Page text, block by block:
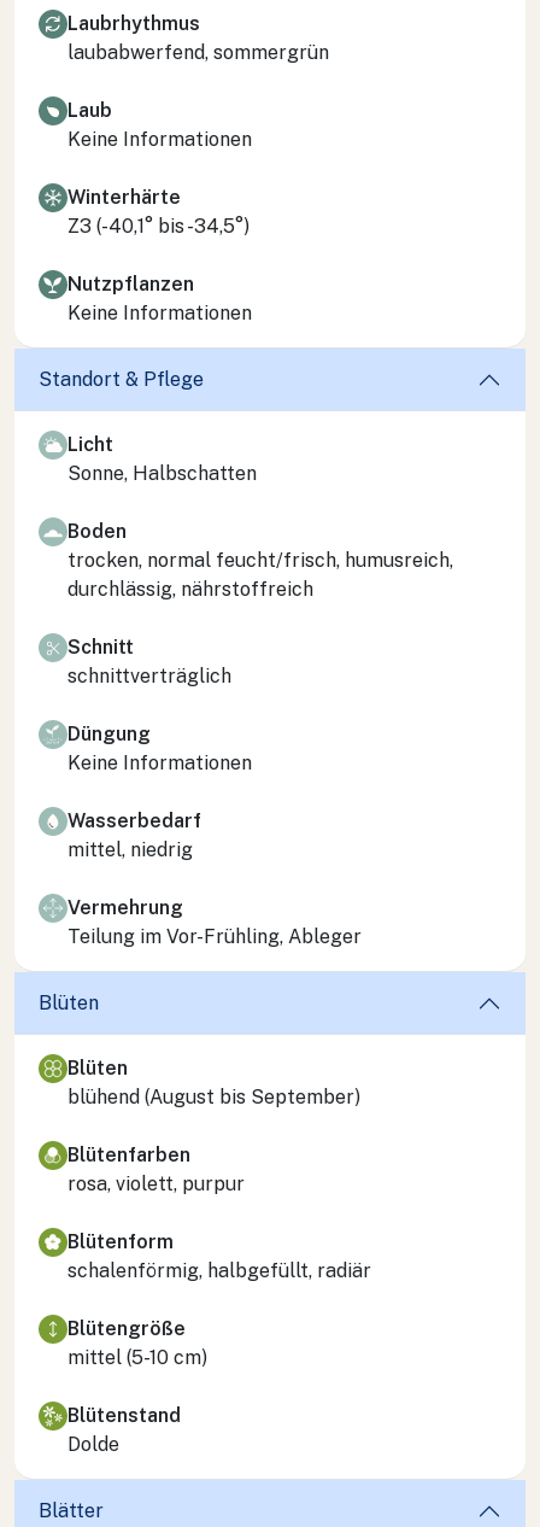
Laubrhythmus
laubabwerfend, sommergrün
Laub
Keine Informationen
Winterhärte
Z3 (-40,1° bis -34,5°)
Nutzpflanzen
Keine Informationen
Standort & Pflege
Licht
Sonne, Halbschatten
Boden
trocken, normal feucht/frisch, humusreich,
durchlässig, nährstoffreich
Schnitt
schnittverträglich
Düngung
Keine Informationen
Wasserbedarf
mittel, niedrig
Vermehrung
Teilung im Vor-Frühling, Ableger
Blüten
Blüten
blühend (August bis September)
Blütenfarben
rosa, violett, purpur
Blütenform
schalenförmig, halbgefüllt, radiär
Blütengröße
mittel (5-10 cm)
Blütenstand
Dolde
Blätter